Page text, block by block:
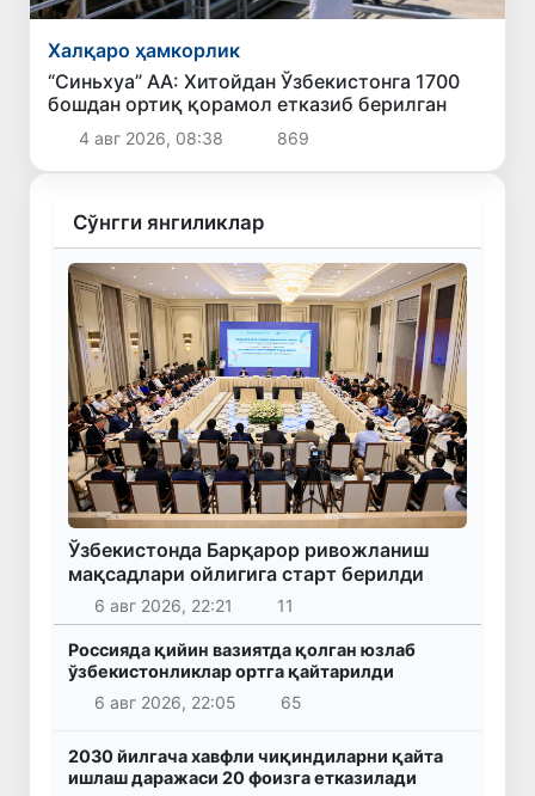
Халқаро ҳамкорлик
“Синьхуа” АА: Хитойдан Ўзбекистонга 1700
бошдан ортиқ қорамол етказиб берилган
4 авг 2026, 08:38 869
Сўнгги янгиликлар
Ўзбекистонда Барқарор ривожланиш
мақсадлари ойлигига старт берилди
6 авг 2026, 22:21 11
Россияда қийин вазиятда қолган юзлаб
ўзбекистонликлар ортга қайтарилди
6 авг 2026, 22:05
65
2030 йилгача хавфли чиқиндиларни қайта
ишлаш даражаси 20 фоизга етказилади